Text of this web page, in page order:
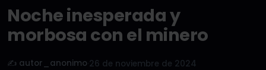
Noche inesperada y
morbosa con el minero
✍️ autor_anonimo 26 de noviembre de 2024